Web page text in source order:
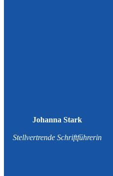
Johanna Stark
Stellvertrende Schriftführerin